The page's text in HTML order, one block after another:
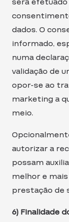
dados. O
informado,
numa
validação de
opor-se ao
marketing a
meio.
autorizar a
possam
melhor e
prestação de
6) Finalidade